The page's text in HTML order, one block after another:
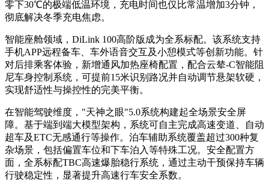
零下30℃的极端低温环境，充电时间也仅比常温增加3分钟，
彻底解决冬季充电焦虑。
智能座舱领域，DiLink 100高阶版成为全系标配。该系统支持
手机APP远程备车、车外语音交互及小憩模式等创新功能。针
对后排乘客体验，新增通风加热座椅配置，配合云辇-C智能阻
尼车身控制系统，可提前15米识别路况并自动调节悬架软硬，
实现舒适性与操控性的完美平衡。
在智能驾驶维度，"天神之眼"5.0系统构建起全场景安全屏
障。基于端到端大模型架构，系统可自主完成高速变道、自动
超车及ETC无感通行等操作。泊车辅助系统覆盖超过300种复
杂场景，包括偏置车位和下车泊入等特殊工况。安全配置方
面，全系标配TBC高速爆胎稳行系统，通过主动干预保持车辆
行驶稳定性，显著提升高速行车安全系数。